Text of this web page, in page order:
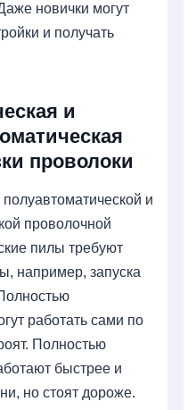
новички могут
и получать
и
проволоки
и
проволочной
пилы требуют
например, запуска
работать сами по
Полностью
быстрее и
но стоят дороже.